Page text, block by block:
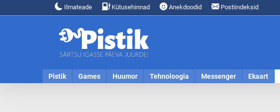
Ilmateade Kütusehinnad Anekdoodid Postiindeksid
Pistik Games Huumor Tehnoloogia Messenger Ekaart